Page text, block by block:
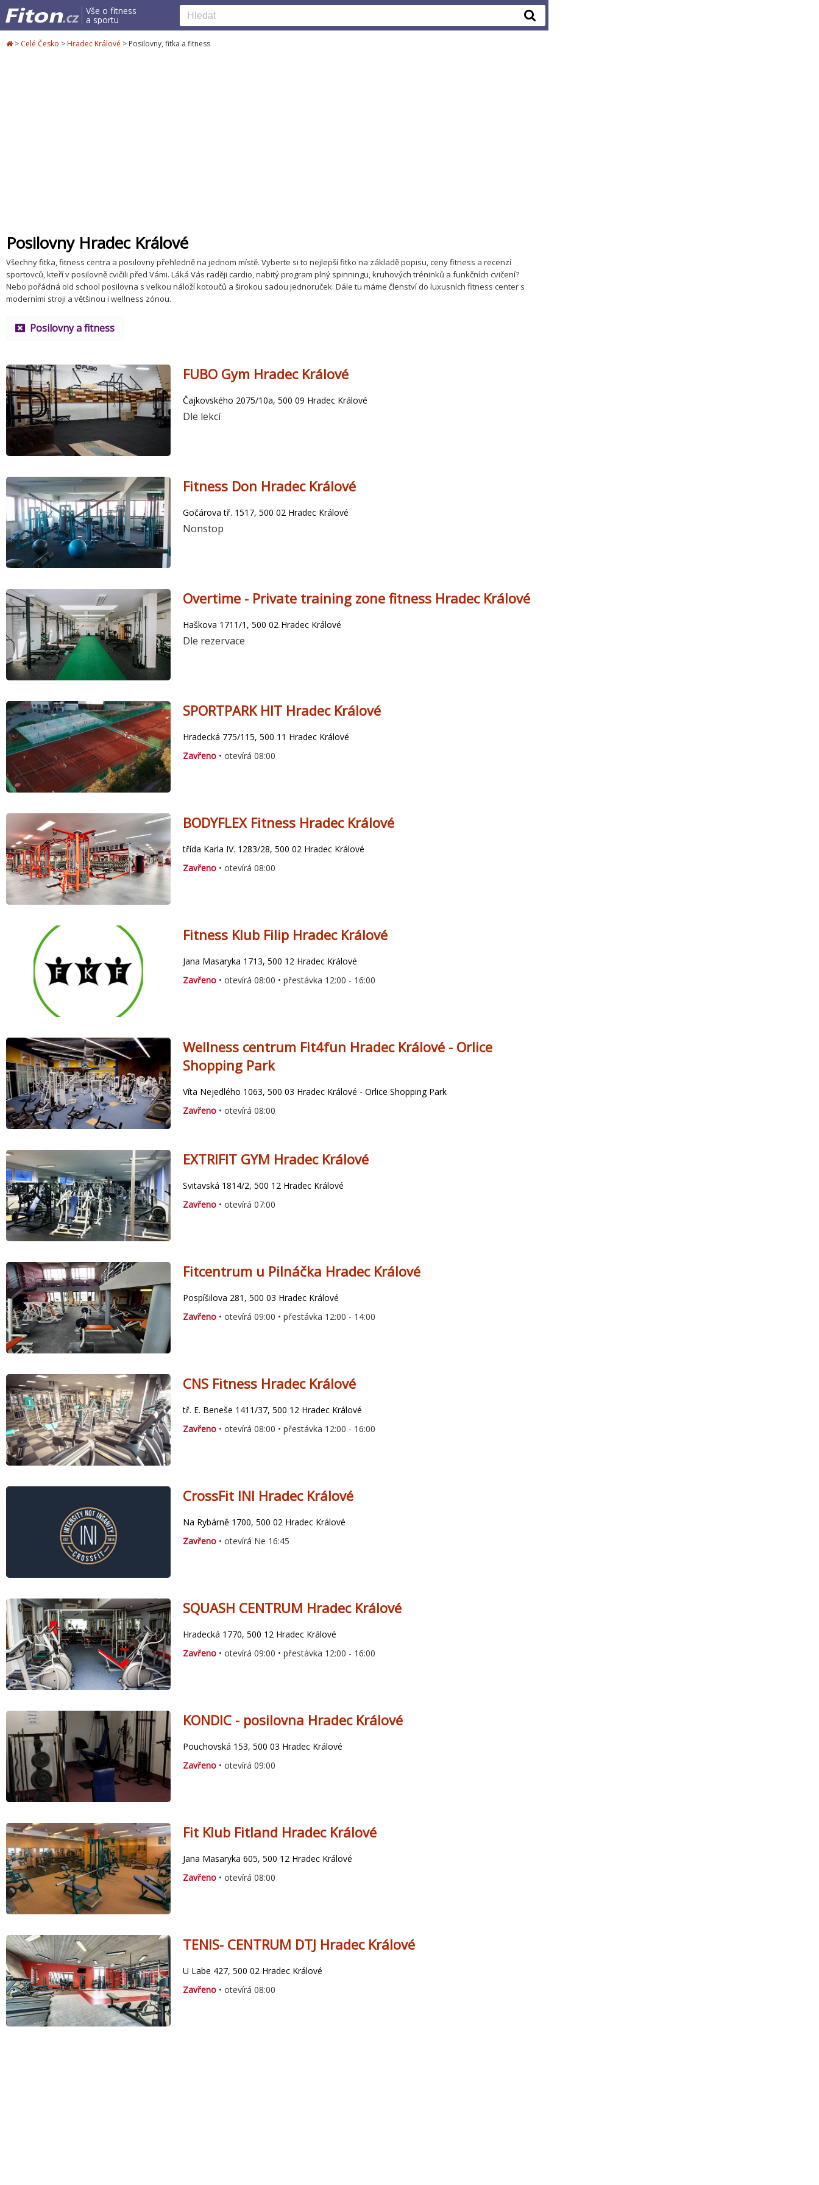
Vše o fitness
a sportu
> Celé Česko >Hradec Králové > Posilovny, fitka a fitness
Posilovny Hradec Králové
Všechny fitka, fitness centra a posilovny přehledně na jednom místě. Vyberte si to nejlepší fitko na základě popisu, ceny fitness a recenzí
sportovců, kteří v posilovně cvičili před Vámi. Láká Vás raději cardio, nabitý program plný spinningu, kruhových tréninků a funkčních cvičení?
Nebo pořádná old school posilovna s velkou náloží kotoučů a širokou sadou jednoruček. Dále tu máme členství do luxusních fitness center s
moderními stroji a většinou i wellness zónou.
Posilovny a fitness
FUBO Gym Hradec Králové
Čajkovského 2075/10a, 500 09 Hradec Králové
Dle lekcí
Fitness Don Hradec Králové
Gočárova tř. 1517, 500 02 Hradec Králové
Nonstop
Overtime - Private training zone fitness Hradec Králové
Haškova 1711/1, 500 02 Hradec Králové
Dle rezervace
SPORTPARK HIT Hradec Králové
Hradecká 775/115, 500 11 Hradec Králové
Zavřeno • otevírá 08:00
BODYFLEX Fitness Hradec Králové
třída Karla IV. 1283/28, 500 02 Hradec Králové
Zavřeno • otevírá 08:00
Fitness Klub Filip Hradec Králové
Jana Masaryka 1713, 500 12 Hradec Králové
Zavřeno • otevírá 08:00 • přestávka 12:00 - 16:00
Wellness centrum Fit4fun Hradec Králové - Orlice
Shopping Park
Víta Nejedlého 1063, 500 03 Hradec Králové - Orlice Shopping Park
Zavřeno • otevírá 08:00
EXTRIFIT GYM Hradec Králové
Svitavská 1814/2, 500 12 Hradec Králové
Zavřeno • otevírá 07:00
Fitcentrum u Pilnáčka Hradec Králové
Pospíšilova 281, 500 03 Hradec Králové
Zavřeno • otevírá 09:00 • přestávka 12:00 - 14:00
CNS Fitness Hradec Králové
tř. E. Beneše 1411/37, 500 12 Hradec Králové
Zavřeno • otevírá 08:00 • přestávka 12:00 - 16:00
CrossFit INI Hradec Králové
Na Rybárně 1700, 500 02 Hradec Králové
Zavřeno • otevírá Ne 16:45
SQUASH CENTRUM Hradec Králové
Hradecká 1770, 500 12 Hradec Králové
Zavřeno • otevírá 09:00 • přestávka 12:00 - 16:00
KONDIC - posilovna Hradec Králové
Pouchovská 153, 500 03 Hradec Králové
Zavřeno • otevírá 09:00
Fit Klub Fitland Hradec Králové
Jana Masaryka 605, 500 12 Hradec Králové
Zavřeno • otevírá 08:00
TENIS- CENTRUM DTJ Hradec Králové
U Labe 427, 500 02 Hradec Králové
Zavřeno • otevírá 08:00